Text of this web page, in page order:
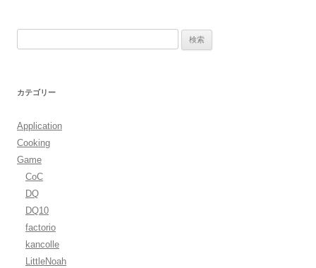
カテゴリー
Application
Cooking
Game
CoC
DQ
DQ10
factorio
kancolle
LittleNoah